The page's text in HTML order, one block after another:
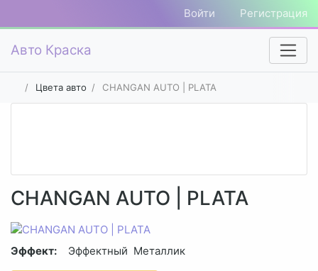
Войти Регистрация
Авто Краска
Цвета авто CHANGAN AUTO | PLATA
CHANGAN AUTO | PLATA
Эффект: Эффектный Металлик